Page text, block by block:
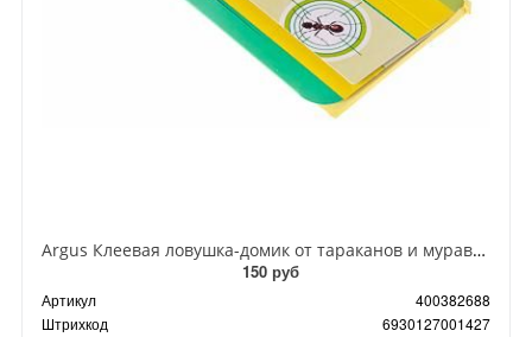
Argus Клеевая ловушка-домик от тараканов и муравьев
150 руб
Артикул
400382688
Штрихкод
6930127001427